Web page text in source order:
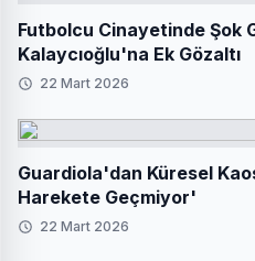
Futbolcu Cinayetinde Şok
Kalaycıoğlu'na Ek Gözaltı
22 Mart 2026
Guardiola'dan Küresel
Harekete Geçmiyor'
22 Mart 2026